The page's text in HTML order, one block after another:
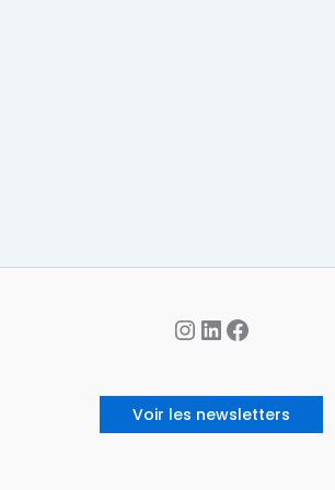
Instagram
LinkedInFacebook
Voir les newsletters